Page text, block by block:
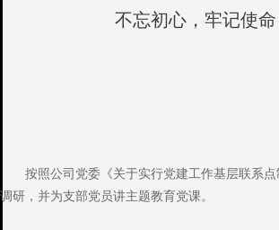
不忘初心，牢记使
按照公司党委《关于实行党建工作基层联系点
调研，并为支部党员讲主题教育党课。